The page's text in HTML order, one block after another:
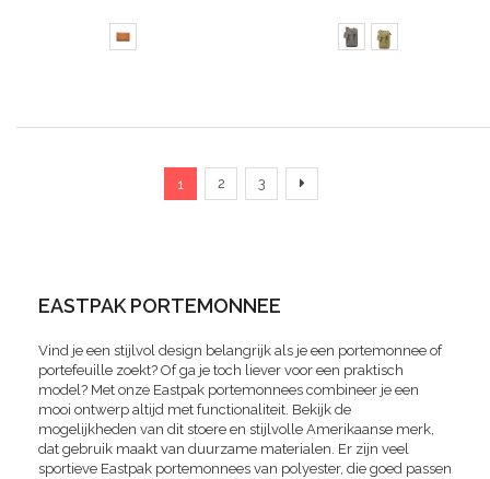
Pagina
U lees momenteel pagina
1 2
Pagina
3 Verder
EASTPAK PORTEMONNEE
Vind je een stijlvol design belangrijk als je een portemonnee of
portefeuille zoekt? Of ga je toch liever voor een praktisch
model? Met onze Eastpak portemonnees combineer je een
mooi ontwerp altijd met functionaliteit. Bekijk de
mogelijkheden van dit stoere en stijlvolle Amerikaanse merk,
dat gebruik maakt van duurzame materialen. Er zijn veel
sportieve Eastpak portemonnees van polyester, die goed passen